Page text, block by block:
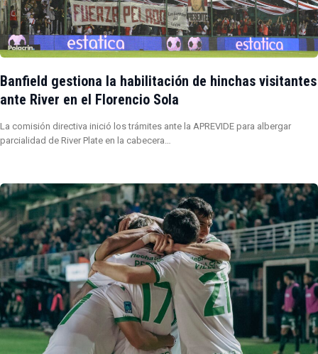
Banfield gestiona la habilitación de hinchas visitantes
ante River en el Florencio Sola
La comisión directiva inició los trámites ante la APREVIDE para albergar
parcialidad de River Plate en la cabecera…